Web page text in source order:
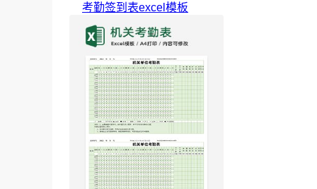
考勤签到表excel模板